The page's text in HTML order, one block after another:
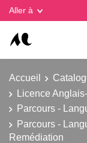
Aller à
Accueil
Licence
Parcours -
Parcours -
Remédiation
Gestion des cookies